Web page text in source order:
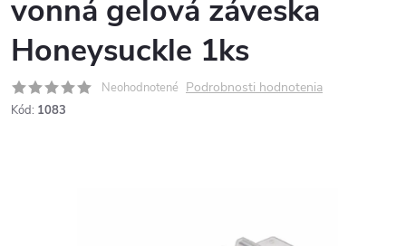
vonná gelová záveska
Honeysuckle 1ks
Neohodnotené Podrobnosti hodnotenia
Kód: 1083